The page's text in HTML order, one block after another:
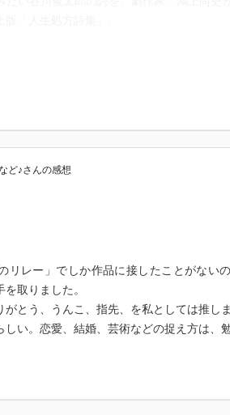
を教科書やCMではみたことがあるけれど
冊にこの本はかなりお勧めです。
の器にエネルギーを充填させるのは、と
む時間の何十分、何百分の一の時間で、
とおっしゃっています。
る「泣く」という詩に他の選集で読んで
分類によると失恋の詩だったのですね。こ
いと思います。
い）
ど♪さんの感想
リレー」でしか作品に接したことがない
を取りました。
とう、うんこ、指先、を私としては推しま
い。恋愛、結婚、芸術などの捉え方は、